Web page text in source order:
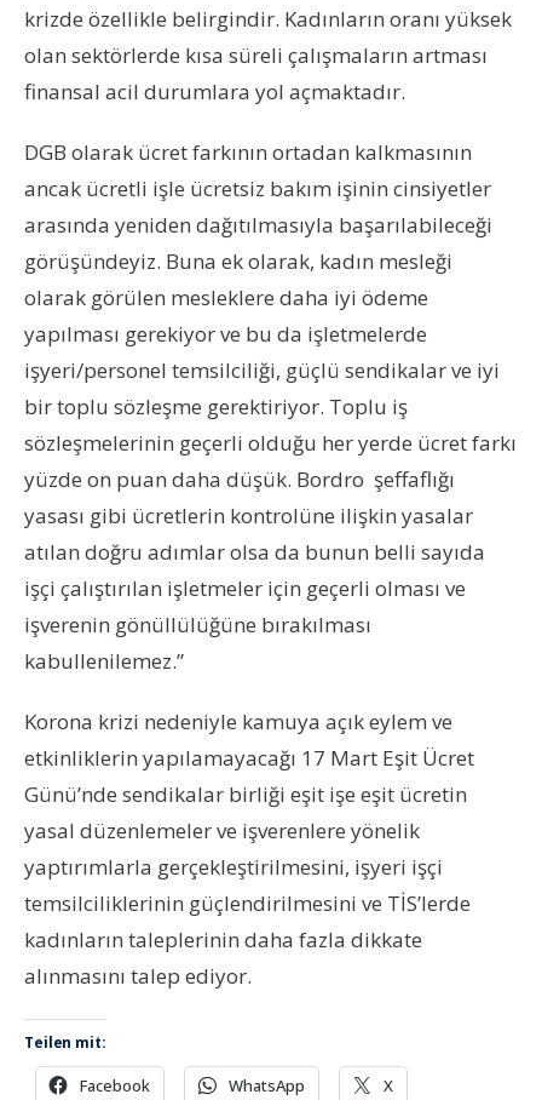
krizde özellikle belirgindir. Kadınların oranı yüksek
olan sektörlerde kısa süreli çalışmaların artması
finansal acil durumlara yol açmaktadır.
DGB olarak ücret farkının ortadan kalkmasının
ancak ücretli işle ücretsiz bakım işinin cinsiyetler
arasında yeniden dağıtılmasıyla başarılabileceği
görüşündeyiz. Buna ek olarak, kadın mesleği
olarak görülen mesleklere daha iyi ödeme
yapılması gerekiyor ve bu da işletmelerde
işyeri/personel temsilciliği, güçlü sendikalar ve iyi
bir toplu sözleşme gerektiriyor. Toplu iş
sözleşmelerinin geçerli olduğu her yerde ücret farkı
yüzde on puan daha düşük. Bordro şeffaflığı
yasası gibi ücretlerin kontrolüne ilişkin yasalar
atılan doğru adımlar olsa da bunun belli sayıda
işçi çalıştırılan işletmeler için geçerli olması ve
işverenin gönüllülüğüne bırakılması
kabullenilemez.”
Korona krizi nedeniyle kamuya açık eylem ve
etkinliklerin yapılamayacağı 17 Mart Eşit Ücret
Günü’nde sendikalar birliği eşit işe eşit ücretin
yasal düzenlemeler ve işverenlere yönelik
yaptırımlarla gerçekleştirilmesini, işyeri işçi
temsilciliklerinin güçlendirilmesini ve TİS’lerde
kadınların taleplerinin daha fazla dikkate
alınmasını talep ediyor.
Teilen mit:
Facebook WhatsApp X